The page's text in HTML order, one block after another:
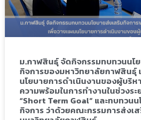
ม.กาฬสินธุ์ จัดกิจกรรมทบทวนนโ
กิจการของมหาวิทยาลัยกาฬสินธุ์
นโยบายการดำเนินงานของผู้บริห
ความพร้อมในการทำงานในช่วงระ
“Short Term Goal” และทบทวน
กิจการ ว่าด้วยคณะกรรมการส่งเ